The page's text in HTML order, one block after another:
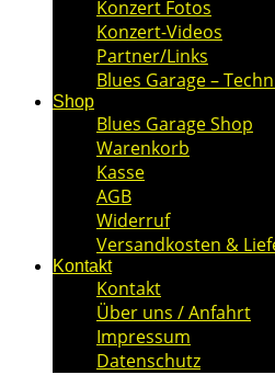
Konzert Fotos
Konzert-Videos
Partner/Links
Blues Garage –
Shop
Blues Garage Shop
Warenkorb
Kasse
AGB
Widerruf
Versandkosten &
Kontakt
Kontakt
Über uns / Anfahrt
Impressum
Datenschutz